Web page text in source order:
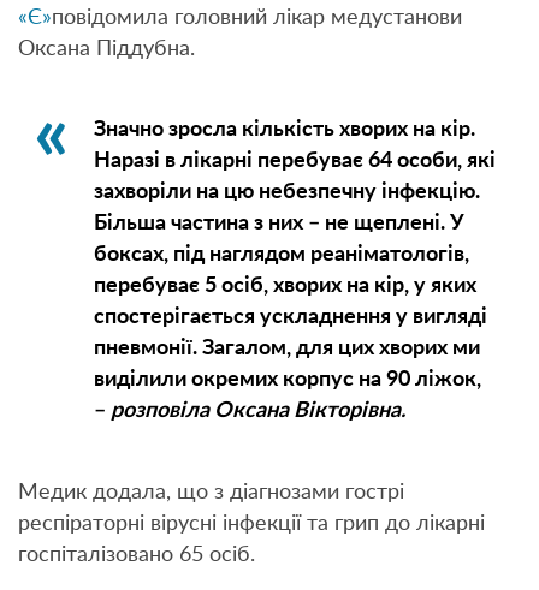
«Є»повідомила головний лікар медустанови
Оксана Піддубна.
Значно зросла кількість хворих на кір.
Наразі в лікарні перебуває 64 особи, які
захворіли на цю небезпечну інфекцію.
Більша частина з них – не щеплені. У
боксах, під наглядом реаніматологів,
перебуває 5 осіб, хворих на кір, у яких
спостерігається ускладнення у вигляді
пневмонії. Загалом, для цих хворих ми
виділили окремих корпус на 90 ліжок,
– розповіла Оксана Вікторівна.
Медик додала, що з діагнозами гострі
респіраторні вірусні інфекції та грип до лікарні
госпіталізовано 65 осіб.